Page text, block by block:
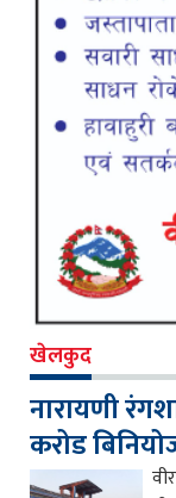
खेलकुद
नारायणी
करोड